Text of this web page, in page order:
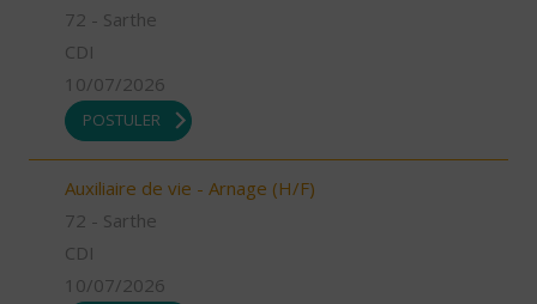
72 - Sarthe
CDI
10/07/2026
POSTULER
Auxiliaire de vie - Arnage (H/F)
72 - Sarthe
CDI
10/07/2026